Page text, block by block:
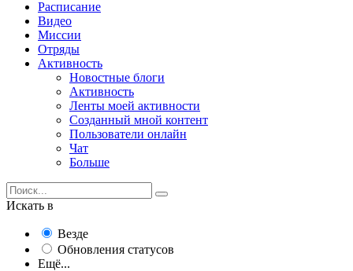
Расписание
Видео
Миссии
Отряды
Активность
Новостные блоги
Активность
Ленты моей активности
Созданный мной контент
Пользователи онлайн
Чат
Больше
Искать в
Везде
Обновления статусов
Ещё...